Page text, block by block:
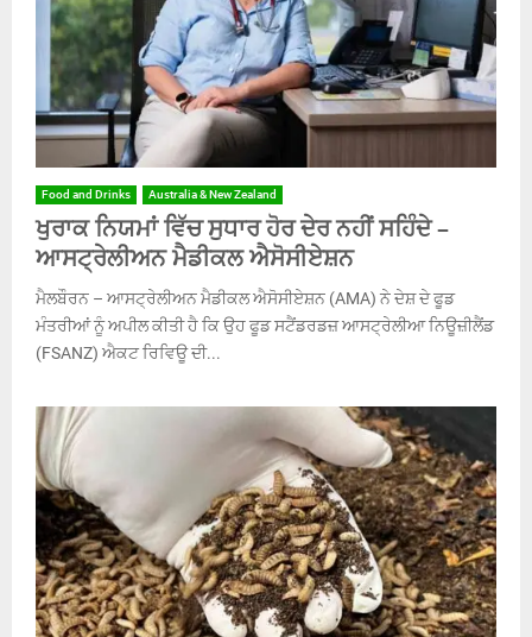
Food and Drinks Australia & New Zealand
ਖੁਰਾਕ ਨਿਯਮਾਂ ਵਿੱਚ ਸੁਧਾਰ ਹੋਰ ਦੇਰ ਨਹੀਂ ਸਹਿੰਦੇ –
ਆਸਟ੍ਰੇਲੀਅਨ ਮੈਡੀਕਲ ਐਸੋਸੀਏਸ਼ਨ
ਮੈਲਬੌਰਨ – ਆਸਟ੍ਰੇਲੀਅਨ ਮੈਡੀਕਲ ਐਸੋਸੀਏਸ਼ਨ (AMA) ਨੇ ਦੇਸ਼ ਦੇ ਫੂਡ
ਮੰਤਰੀਆਂ ਨੂੰ ਅਪੀਲ ਕੀਤੀ ਹੈ ਕਿ ਉਹ ਫੂਡ ਸਟੈਂਡਰਡਜ਼ ਆਸਟ੍ਰੇਲੀਆ ਨਿਊਜ਼ੀਲੈਂਡ
(FSANZ) ਐਕਟ ਰਿਵਿਊ ਦੀ...